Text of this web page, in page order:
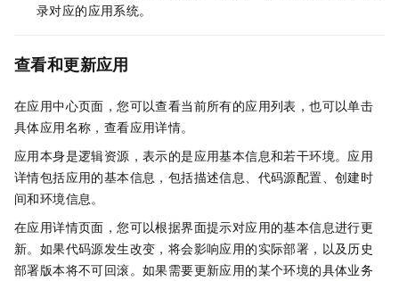
录对应的应用系统。
查看和更新应用
在应用中心页面，您可以查看当前所有的应用列表，也可以单击
具体应用名称，查看应用详情。
应用本身是逻辑资源，表示的是应用基本信息和若干环境。应用
详情包括应用的基本信息，包括描述信息、代码源配置、创建时
间和环境信息。
在应用详情页面，您可以根据界面提示对应用的基本信息进行更
新。如果代码源发生改变，将会影响应用的实际部署，以及历史
部署版本将不可回滚。如果需要更新应用的某个环境的具体业务